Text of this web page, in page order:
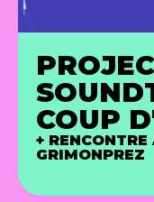
COUP
+
GRIMONPREZ